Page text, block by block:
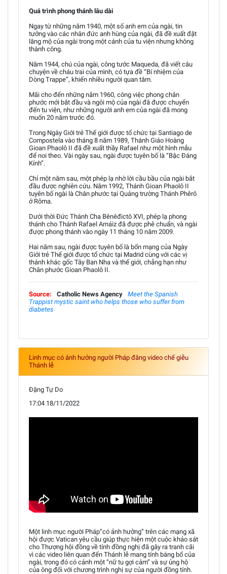
Quá trình phong thánh lâu dài
Ngay từ những năm 1940, một số anh em của ngài, tin
tưởng vào các nhân đức anh hùng của ngài, đã đề xuất đặt
lăng mộ của ngài trong một cánh của tu viện nhưng không
thành công.
Năm 1944, chú của ngài, công tước Maqueda, đã viết câu
chuyện về cháu trai của mình, có tựa đề “Bí nhiệm của
Dòng Trappe”, khiến nhiều người quan tâm.
Mãi cho đến những năm 1960, công việc phong chân
phước mới bắt đầu và ngôi mộ của ngài đã được chuyển
đến tu viện, như những người anh em của ngài đã mong
muốn 20 năm trước đó.
Trong Ngày Giới trẻ Thế giới được tổ chức tại Santiago de
Compostela vào tháng 8 năm 1989, Thánh Giáo Hoàng
Gioan Phaolô II đã đề xuất thầy Rafael như một hình mẫu
để noi theo. Vài ngày sau, ngài được tuyên bố là “Bậc Đáng
Kính”.
Chỉ một năm sau, một phép lạ nhờ lời cầu bầu của ngài bắt
đầu được nghiên cứu. Năm 1992, Thánh Gioan Phaolô II
tuyên bố ngài là Chân phước tại Quảng trường Thánh Phêrô
ở Rôma.
Dưới thời Đức Thánh Cha Bênêđictô XVI, phép lạ phong
thánh cho Thánh Rafael Arnáiz đã được phê chuẩn, và ngài
được phong thánh vào ngày 11 tháng 10 năm 2009.
Hai năm sau, ngài được tuyên bố là bổn mạng của Ngày
Giới trẻ Thế giới được tổ chức tại Madrid cùng với các vị
thánh khác gốc Tây Ban Nha và thế giới, chẳng hạn như
Chân phước Gioan Phaolô II.
Source: Catholic News Agency
Meet the Spanish
Trappist mystic saint who helps those who suffer from
diabetes
Linh mục có ảnh hưởng người Pháp đăng video chế giễu
Thánh lễ
Đặng Tự Do
17:04 18/11/2022
Một linh mục người Pháp”có ảnh hưởng” trên các mạng xã
hội được Vatican yêu cầu giúp thực hiện một cuộc khảo sát
cho Thượng hội đồng về tính đồng nghị đã gây ra tranh cãi
vì các video liên quan đến Thánh lễ mang tính báng bổ của
ngài, trong đó có cảnh một “nữ tu gợi cảm” và sự ủng hộ
của ông đối với chương trình nghị sự của người đồng tính.